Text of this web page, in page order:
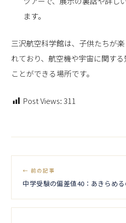
ます。
三沢航空科学館は、子供たちが
れており、航空機や宇宙に関す
ことができる場所です。
Post Views: 311
← 前の記事
中学受験の偏差値40：あきらめ